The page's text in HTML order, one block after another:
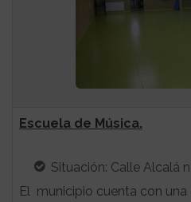
Escuela de Música.
Situación: Calle Alcalá
El municipio cuenta con